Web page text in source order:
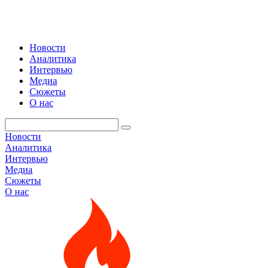
Новости
Аналитика
Интервью
Медиа
Сюжеты
О нас
Новости
Аналитика
Интервью
Медиа
Сюжеты
О нас